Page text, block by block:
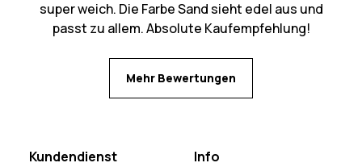
super weich. Die Farbe Sand sieht edel aus und
passt zu allem. Absolute Kaufempfehlung!
Mehr Bewertungen
Kundendienst Info